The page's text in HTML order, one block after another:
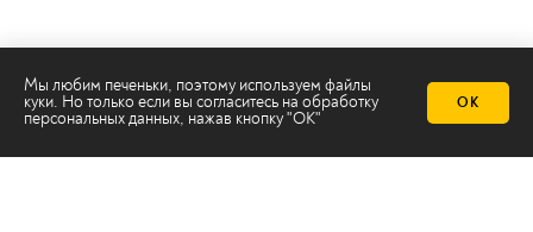
Мы любим печеньки, поэтому используем файлы
куки. Но только если вы согласитесь на обработку
персональных данных, нажав кнопку "ОК"
ОК